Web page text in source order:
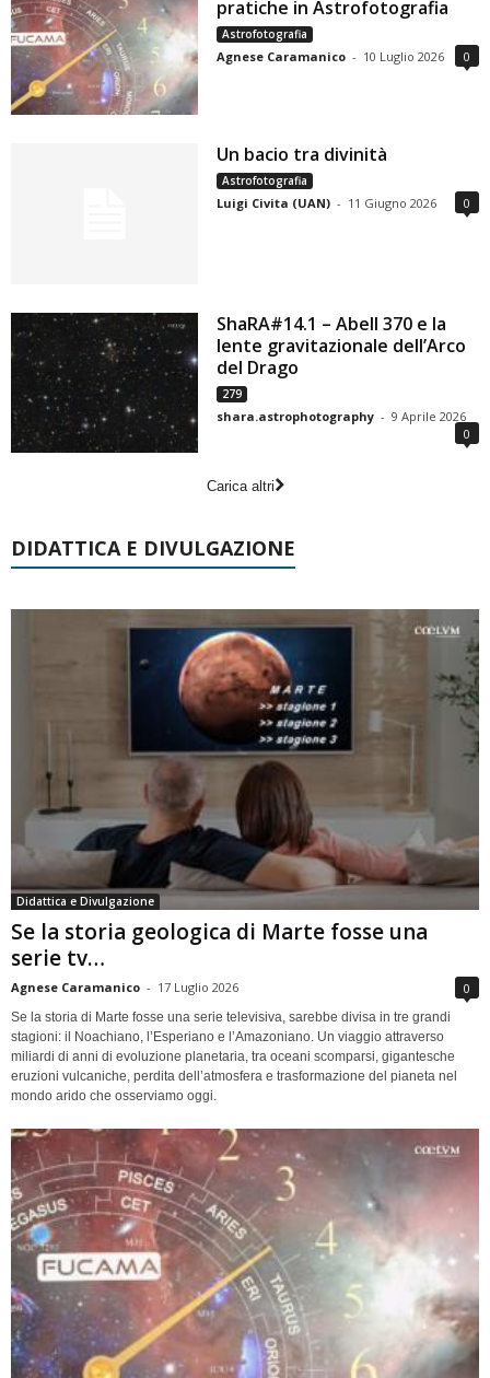
pratiche in Astrofotografia
Astrofotografia
Agnese Caramanico - 10 Luglio 2026 0
Un bacio tra divinità
Astrofotografia
Luigi Civita (UAN) - 11 Giugno 2026 0
ShaRA#14.1 – Abell 370 e la
lente gravitazionale dell’Arco
del Drago
279
shara.astrophotography - 9 Aprile 2026
0
Carica altri
DIDATTICA E DIVULGAZIONE
Didattica e Divulgazione
Se la storia geologica di Marte fosse una
serie tv…
Agnese Caramanico - 17 Luglio 2026 0
Se la storia di Marte fosse una serie televisiva, sarebbe divisa in tre grandi
stagioni: il Noachiano, l’Esperiano e l’Amazoniano. Un viaggio attraverso
miliardi di anni di evoluzione planetaria, tra oceani scomparsi, gigantesche
eruzioni vulcaniche, perdita dell’atmosfera e trasformazione del pianeta nel
mondo arido che osserviamo oggi.